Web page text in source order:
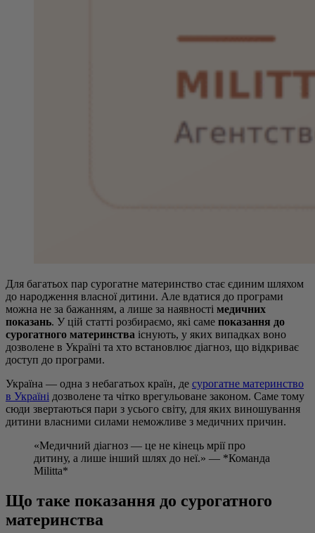
Для багатьох пар сурогатне материнство стає єдиним шляхом
до народження власної дитини. Але вдатися до програми
можна не за бажанням, а лише за наявності медичних
показань. У цій статті розбираємо, які саме показання до
сурогатного материнства існують, у яких випадках воно
дозволене в Україні та хто встановлює діагноз, що відкриває
доступ до програми.
Україна — одна з небагатьох країн, де сурогатне материнство
в Україні дозволене та чітко врегульоване законом. Саме тому
сюди звертаються пари з усього світу, для яких виношування
дитини власними силами неможливе з медичних причин.
«Медичний діагноз — це не кінець мрії про
дитину, а лише інший шлях до неї.» — *Команда
Militta*
Що таке показання до сурогатного
материнства